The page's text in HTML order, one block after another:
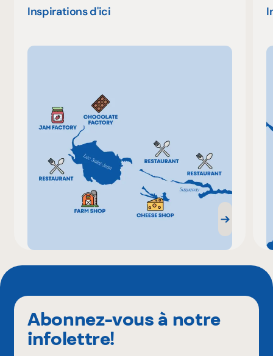
Inspirations d'ici
Abonnez-vous à notre
infolettre!